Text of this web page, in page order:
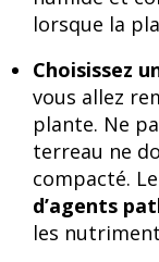
lorsque la
Choisissez
vous allez
plante. Ne
terreau ne
compacté.
d’agents
les